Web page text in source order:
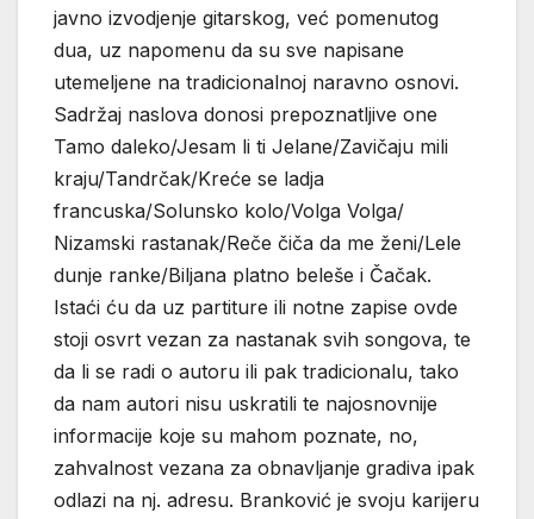
javno izvodjenje gitarskog, već pomenutog
dua, uz napomenu da su sve napisane
utemeljene na tradicionalnoj naravno osnovi.
Sadržaj naslova donosi prepoznatljive one
Tamo daleko/Jesam li ti Jelane/Zavičaju mili
kraju/Tandrčak/Kreće se ladja
francuska/Solunsko kolo/Volga Volga/
Nizamski rastanak/Reče čiča da me ženi/Lele
dunje ranke/Biljana platno beleše i Čačak.
Istaći ću da uz partiture ili notne zapise ovde
stoji osvrt vezan za nastanak svih songova, te
da li se radi o autoru ili pak tradicionalu, tako
da nam autori nisu uskratili te najosnovnije
informacije koje su mahom poznate, no,
zahvalnost vezana za obnavljanje gradiva ipak
odlazi na nj. adresu. Branković je svoju karijeru